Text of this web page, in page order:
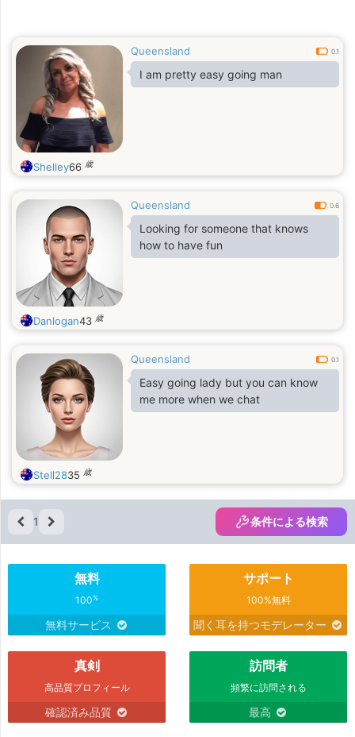
Queensland 0.1
I am pretty easy going man
Shelley66 歳
Queensland 0.6
Looking for someone that knows
how to have fun
Danlogan43 歳
Queensland 0.1
Easy going lady but you can know
me more when we chat
Stell2835 歳
1 条件による検索
無料
100%
無料サービス
サポート
100%無料
聞く耳を持つモデレーター
真剣
高品質プロフィール
確認済み品質
訪問者
頻繁に訪問される
最高